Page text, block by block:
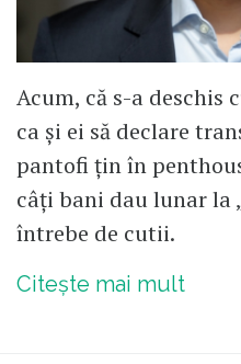
Acum, că s-a deschis
ca și ei să declare
pantofi țin în
câți bani dau lunar la
întrebe de cutii.
Citește mai mult